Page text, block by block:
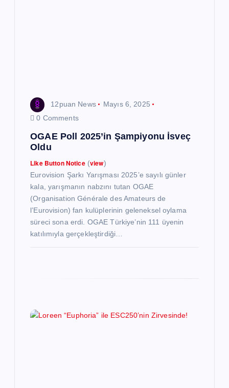
12puan News
Mayıs 6, 2025
0 Comments
OGAE Poll 2025’in Şampiyonu İsveç
Oldu
Like Button Notice(view)
Eurovision Şarkı Yarışması 2025’e sayılı günler
kala, yarışmanın nabzını tutan OGAE
(Organisation Générale des Amateurs de
l’Eurovision) fan kulüplerinin geleneksel oylama
süreci sona erdi. OGAE Türkiye’nin 111 üyenin
katılımıyla gerçekleştirdiği…